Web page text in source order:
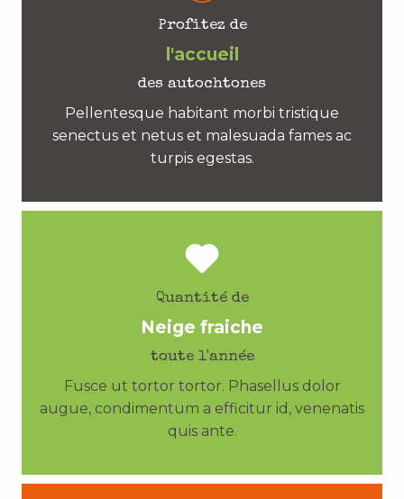
Profitez de
l'accueil
des autochtones
Pellentesque habitant morbi tristique
senectus et netus et malesuada fames ac
turpis egestas.
Quantité de
Neige fraiche
toute l'année
Fusce ut tortor tortor. Phasellus dolor
augue, condimentum a efficitur id, venenatis
quis ante.